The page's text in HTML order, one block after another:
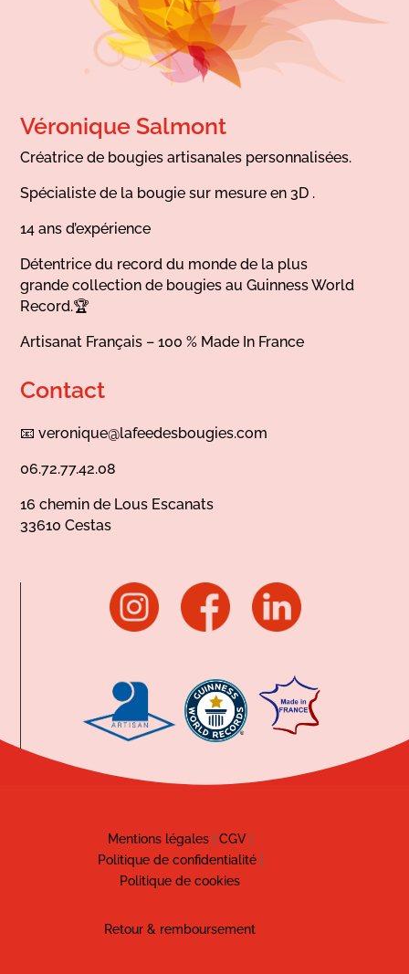
Véronique Salmont
Créatrice de bougies artisanales personnalisées.
Spécialiste de la bougie sur mesure en 3D .
14 ans d’expérience
Détentrice du record du monde de la plus
grande collection de bougies au Guinness World
Record.🏆
Artisanat Français – 100 % Made In France
Contact
📧veronique@lafeedesbougies.com
06.72.77.42.08
16 chemin de Lous Escanats
33610 Cestas
Mentions légales| CGV|
Politique de confidentialité|
Politique de cookies
Retour & remboursement